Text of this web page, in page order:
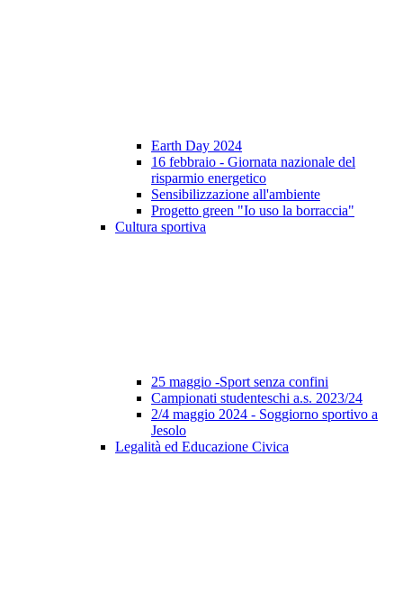
Earth Day 2024
16 febbraio - Giornata nazionale del
risparmio energetico
Sensibilizzazione all'ambiente
Progetto green "Io uso la borraccia"
Cultura sportiva
25 maggio -Sport senza confini
Campionati studenteschi a.s. 2023/24
2/4 maggio 2024 - Soggiorno sportivo a
Jesolo
Legalità ed Educazione Civica